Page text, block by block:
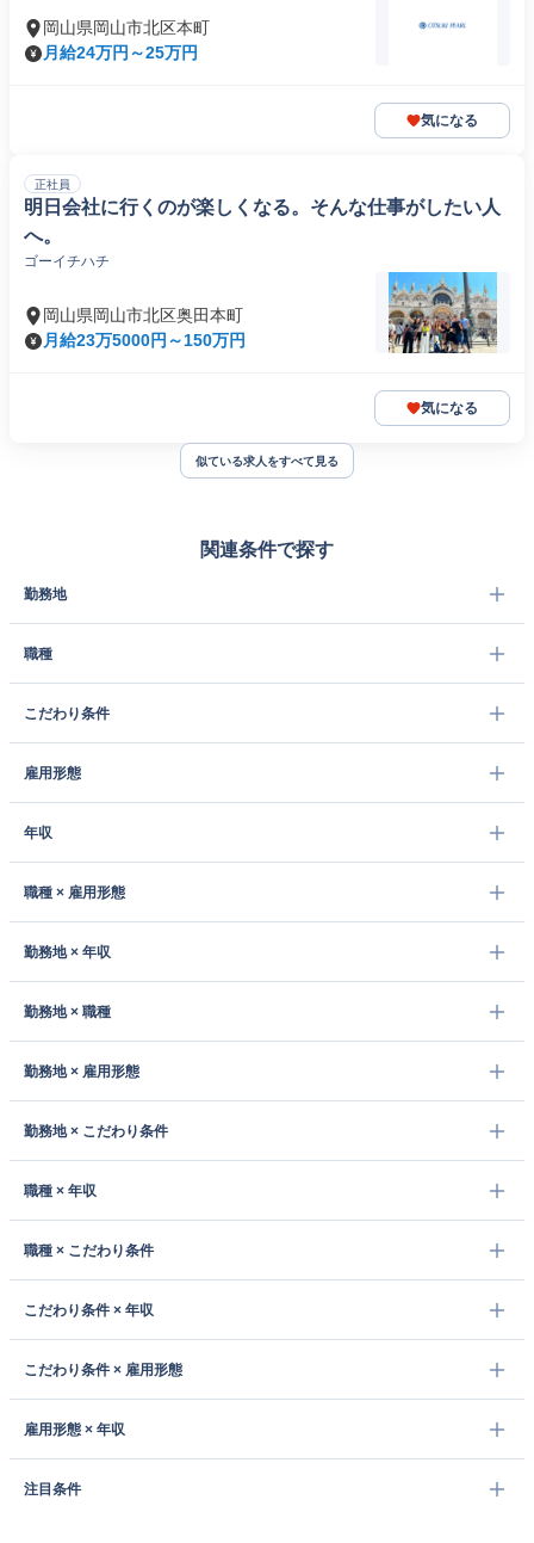
岡山県岡山市北区本町
月給24万円～25万円
気になる
正社員
明日会社に行くのが楽しくなる。そんな仕事がしたい人
へ。
ゴーイチハチ
岡山県岡山市北区奥田本町
月給23万5000円～150万円
気になる
似ている求人をすべて見る
関連条件で探す
勤務地
職種
こだわり条件
雇用形態
年収
職種 × 雇用形態
勤務地 × 年収
勤務地 × 職種
勤務地 × 雇用形態
勤務地 × こだわり条件
職種 × 年収
職種 × こだわり条件
こだわり条件 × 年収
こだわり条件 × 雇用形態
雇用形態 × 年収
注目条件